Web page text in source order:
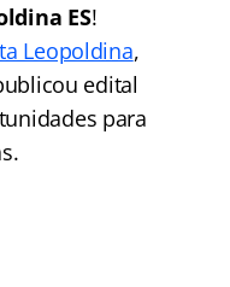
ES!
Leopoldina,
edital
para